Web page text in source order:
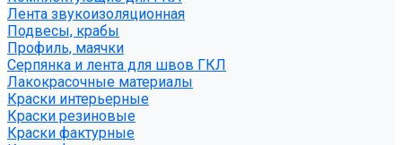
Лента звукоизоляционная
Подвесы, крабы
Профиль, маячки
Серпянка и лента для швов ГКЛ
Лакокрасочные материалы
Краски интерьерные
Краски резиновые
Краски фактурные